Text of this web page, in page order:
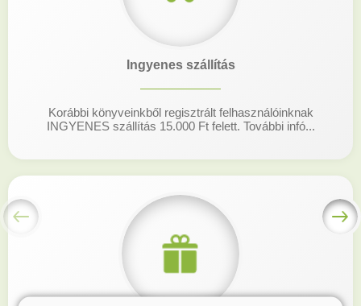
Ingyenes szállítás
Korábbi könyveinkből regisztrált felhasználóinknak
INGYENES szállítás 15.000 Ft felett. További infó...